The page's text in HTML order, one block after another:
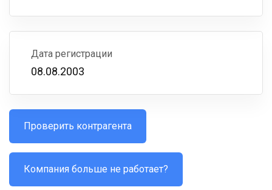
Дата регистрации
08.08.2003
Проверить контрагента
Компания больше не работает?